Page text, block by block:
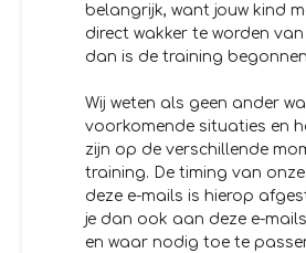
belangrijk, want jouw kind
direct wakker te worden
dan is de training
Wij weten als geen ander
voorkomende situaties en
zijn op de verschillende
training. De timing van
deze e-mails is hierop
je dan ook aan deze e-
en waar nodig toe te